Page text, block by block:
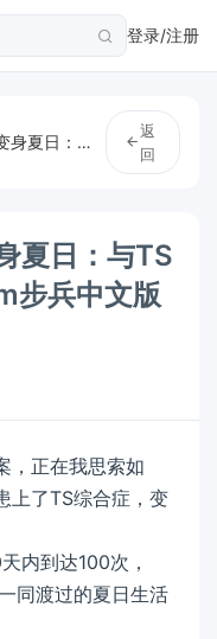
登录/注册
【像素SLG/动态】变身夏日：与TS室友的一同生活 steam步兵中文版200M
返
回
夏日：与TS
步兵中文版
，正在我思索如
上了TS综合症，变
内到达100次，
同渡过的夏日生活